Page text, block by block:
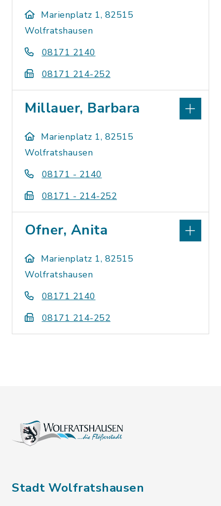
Marienplatz 1, 82515
Wolfratshausen
08171 2140
08171 214-252
Millauer, Barbara
Marienplatz 1, 82515
Wolfratshausen
08171 - 2140
08171 - 214-252
Ofner, Anita
Marienplatz 1, 82515
Wolfratshausen
08171 2140
08171 214-252
Stadt Wolfratshausen